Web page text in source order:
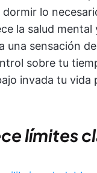
lo
la salud mental
una sensación
sobre tu
invada tu vida
límites